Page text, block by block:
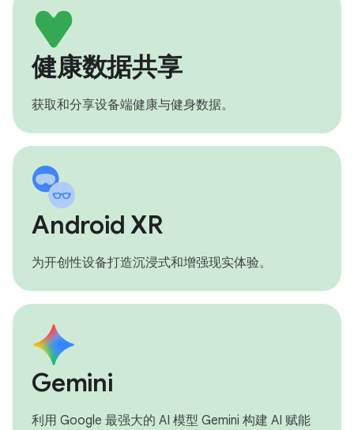
健康数据共享
获取和分享设备端健康与健身数据。
Android XR
为开创性设备打造沉浸式和增强现实体验。
Gemini
利用 Google 最强大的 AI 模型 Gemini 构建 AI 赋能